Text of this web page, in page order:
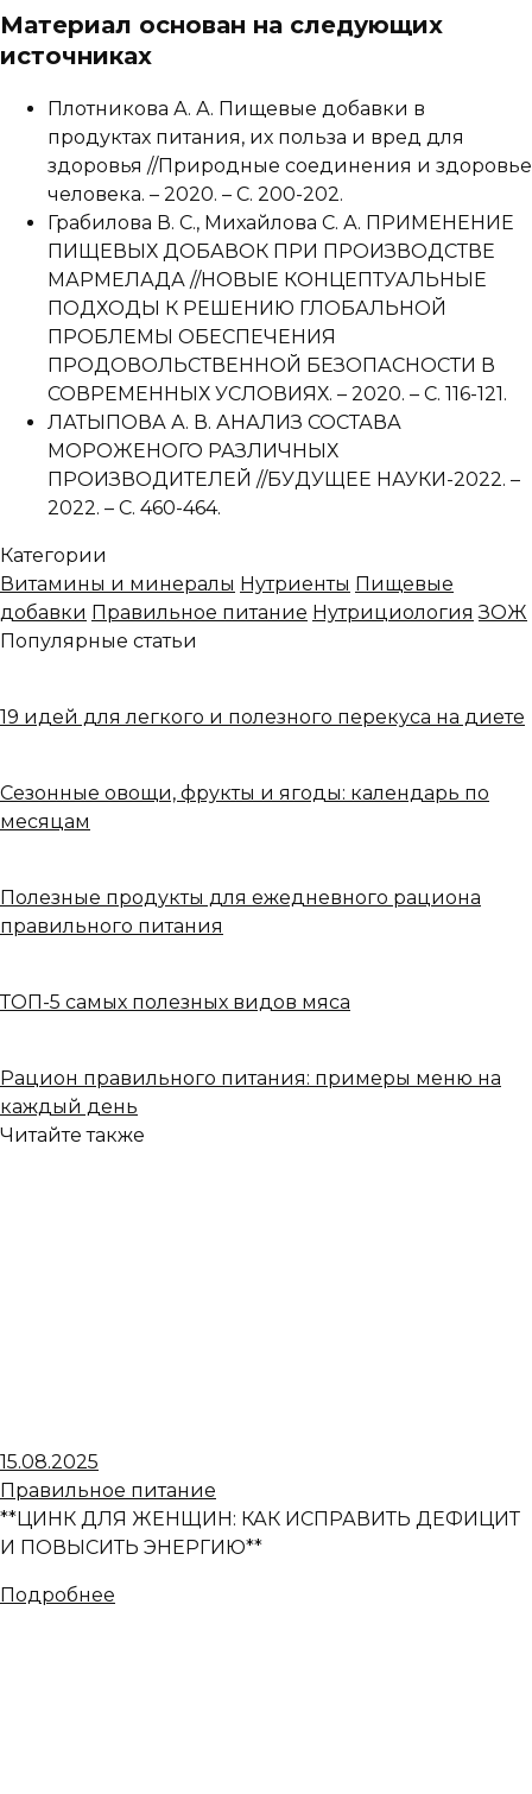
Материал основан на следующих
источниках
Плотникова А. А. Пищевые добавки в
продуктах питания, их польза и вред для
здоровья //Природные соединения и здоровье
человека. – 2020. – С. 200-202.
Грабилова В. С., Михайлова С. А. ПРИМЕНЕНИЕ
ПИЩЕВЫХ ДОБАВОК ПРИ ПРОИЗВОДСТВЕ
МАРМЕЛАДА //НОВЫЕ КОНЦЕПТУАЛЬНЫЕ
ПОДХОДЫ К РЕШЕНИЮ ГЛОБАЛЬНОЙ
ПРОБЛЕМЫ ОБЕСПЕЧЕНИЯ
ПРОДОВОЛЬСТВЕННОЙ БЕЗОПАСНОСТИ В
СОВРЕМЕННЫХ УСЛОВИЯХ. – 2020. – С. 116-121.
ЛАТЫПОВА А. В. АНАЛИЗ СОСТАВА
МОРОЖЕНОГО РАЗЛИЧНЫХ
ПРОИЗВОДИТЕЛЕЙ //БУДУЩЕЕ НАУКИ-2022. –
2022. – С. 460-464.
Категории
Витамины и минералы Нутриенты Пищевые
добавки Правильное питание Нутрициология ЗОЖ
Популярные статьи
19 идей для легкого и полезного перекуса на диете
Сезонные овощи, фрукты и ягоды: календарь по
месяцам
Полезные продукты для ежедневного рациона
правильного питания
ТОП-5 самых полезных видов мяса
Рацион правильного питания: примеры меню на
каждый день
Читайте также
15.08.2025
Правильное питание
**ЦИНК ДЛЯ ЖЕНЩИН: КАК ИСПРАВИТЬ ДЕФИЦИТ
И ПОВЫСИТЬ ЭНЕРГИЮ**
Подробнее